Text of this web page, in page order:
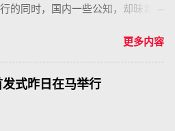
的同时，国内一些公知，却昧着
不见，幸灾乐祸，反而对以色列的
更多内容
发式昨日在马举行